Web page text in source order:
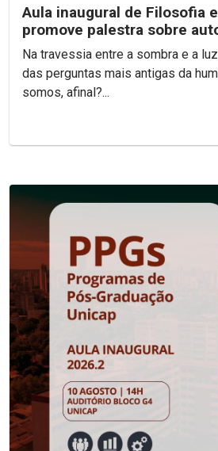
Aula inaugural de Filosofia
promove palestra sobre
Na travessia entre a sombra e a
das perguntas mais antigas da
somos, afinal?...